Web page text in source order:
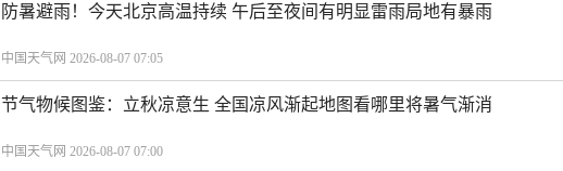
防暑避雨！今天北京高温持续 午后至夜间有明显雷雨局地有暴雨
中国天气网 2026-08-07 07:05
节气物候图鉴：立秋凉意生 全国凉风渐起地图看哪里将暑气渐消
中国天气网 2026-08-07 07:00